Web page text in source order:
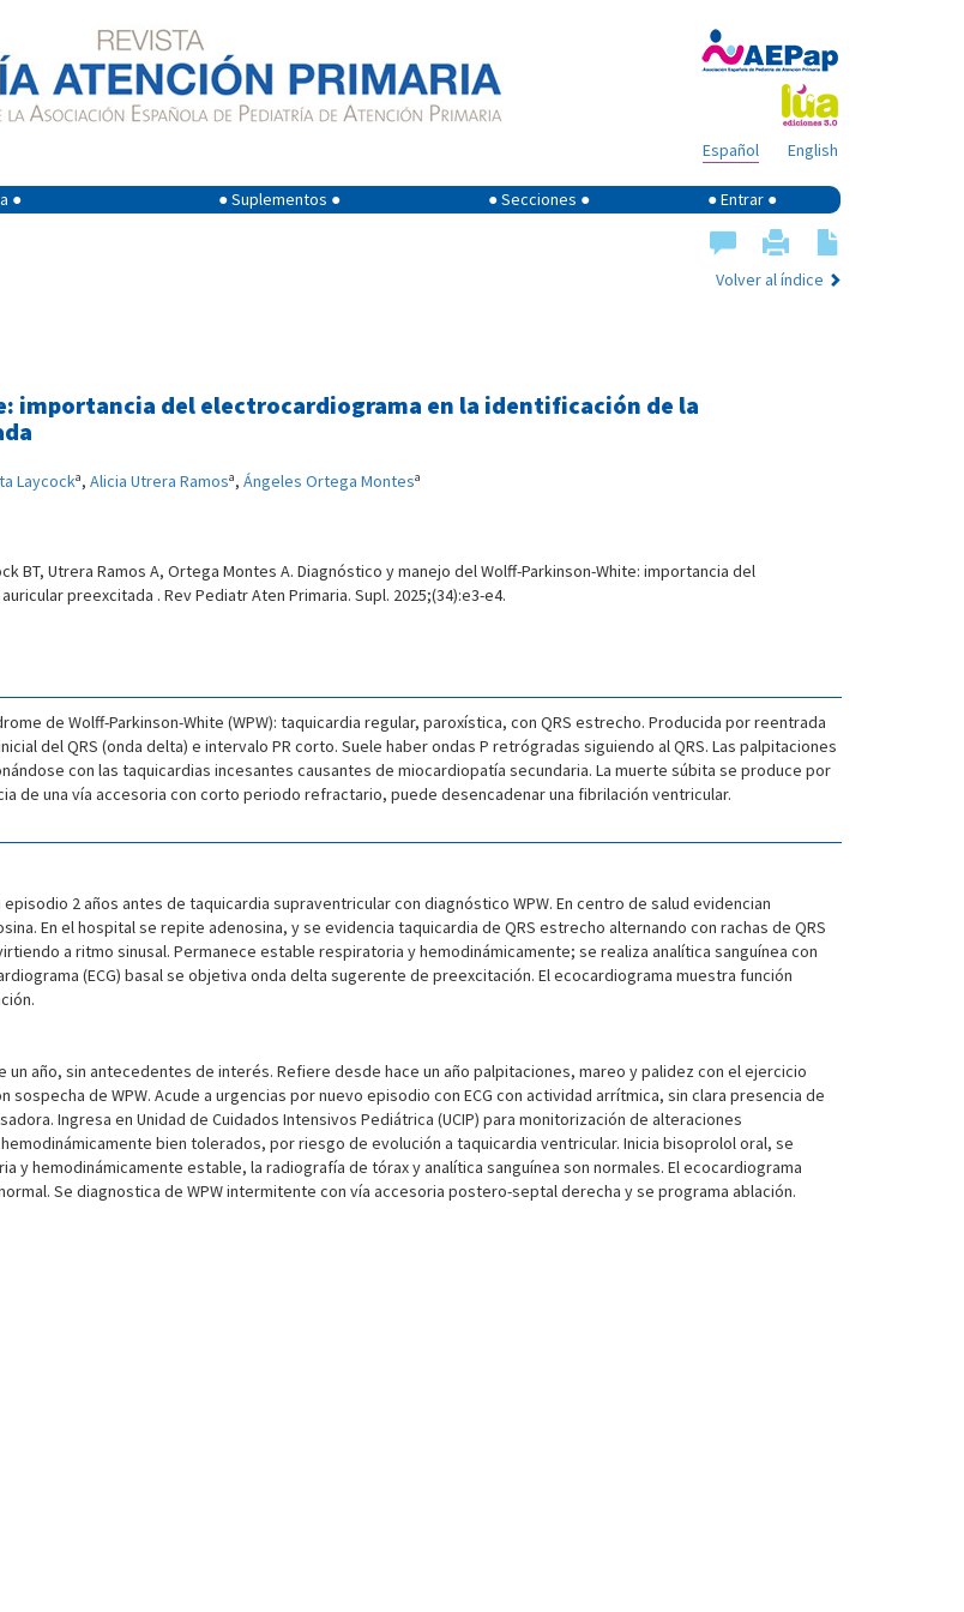
English
Español
● ● Suplementos ● ● Secciones ● ● Entrar ●
Volver al índice
importancia del electrocardiograma en la identificación de la
Laycocka, Alicia Utrera Ramosa, Ángeles Ortega Montesa
BT, Utrera Ramos A, Ortega Montes A. Diagnóstico y manejo del Wolff-Parkinson-White: importancia del
preexcitada . Rev Pediatr Aten Primaria. Supl. 2025;(34):e3-e4.
de Wolff-Parkinson-White (WPW): taquicardia regular, paroxística, con QRS estrecho. Producida por reentrada
del QRS (onda delta) e intervalo PR corto. Suele haber ondas P retrógradas siguiendo al QRS. Las palpitaciones
con las taquicardias incesantes causantes de miocardiopatía secundaria. La muerte súbita se produce por
de una vía accesoria con corto periodo refractario, puede desencadenar una fibrilación ventricular.
2 años antes de taquicardia supraventricular con diagnóstico WPW. En centro de salud evidencian
En el hospital se repite adenosina, y se evidencia taquicardia de QRS estrecho alternando con rachas de QRS
a ritmo sinusal. Permanece estable respiratoria y hemodinámicamente; se realiza analítica sanguínea con
(ECG) basal se objetiva onda delta sugerente de preexcitación. El ecocardiograma muestra función
año, sin antecedentes de interés. Refiere desde hace un año palpitaciones, mareo y palidez con el ejercicio
de WPW. Acude a urgencias por nuevo episodio con ECG con actividad arrítmica, sin clara presencia de
Ingresa en Unidad de Cuidados Intensivos Pediátrica (UCIP) para monitorización de alteraciones
bien tolerados, por riesgo de evolución a taquicardia ventricular. Inicia bisoprolol oral, se
y hemodinámicamente estable, la radiografía de tórax y analítica sanguínea son normales. El ecocardiograma
Se diagnostica de WPW intermitente con vía accesoria postero-septal derecha y se programa ablación.